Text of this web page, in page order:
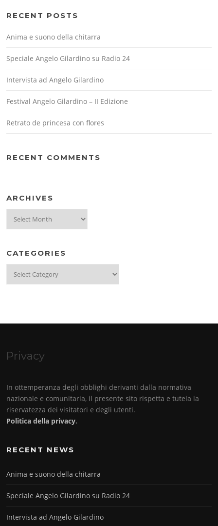
RECENT POSTS
Anima e suono della chitarra
Speciale Angelo Gilardino su Radio 24
Intervista ad Angelo Gilardino
Festival Angelo Gilardino – II Edizione
Retrato de princesa con flores
RECENT COMMENTS
ARCHIVES
CATEGORIES
Privacy
In ottemperanza degli obblighi derivanti dalla normativa
nazionale e comunitaria, il presente sito rispetta e tutela la
riservatezza dei visitatori e degli utenti.
Politica della privacy.
RECENT NEWS
Anima e suono della chitarra
Speciale Angelo Gilardino su Radio 24
Intervista ad Angelo Gilardino